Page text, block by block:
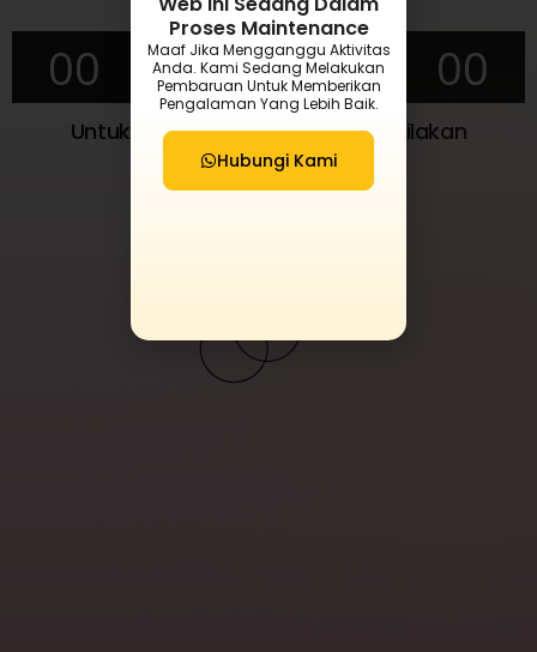
00 00 00 00
Untuk Pemesanan Sementara Silakan
Hubungi Kami
Hubungi Kami
Proses Maintenance
Maaf Jika Mengganggu Aktivitas
Anda. Kami Sedang Melakukan
Pembaruan Untuk Memberikan
Pengalaman Yang Lebih Baik.
Hubungi Kami